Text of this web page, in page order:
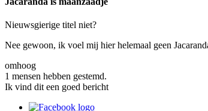
Nieuwsgierige titel niet?
Nee gewoon, ik voel mij hier helemaal geen
omhoog
1 mensen hebben gestemd.
Ik vind dit een goed bericht